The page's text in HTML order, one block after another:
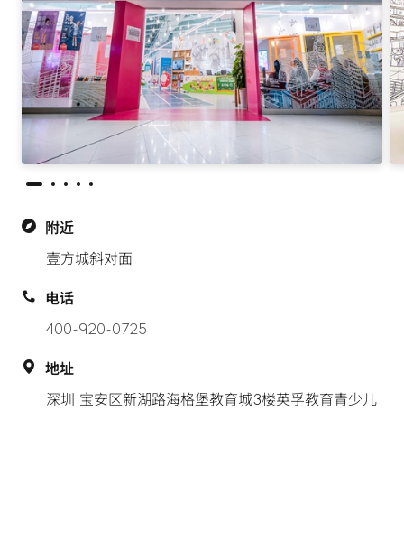
附近
壹方城斜对面
电话
400-920-0725
地址
深圳 宝安区新湖路海格堡教育城3楼英孚教育青少儿